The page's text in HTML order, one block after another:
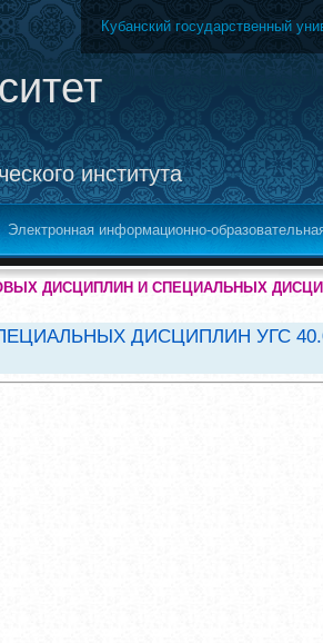
института
Кубанский государственный
Электронная информационно-
ДИСЦИПЛИН И СПЕЦИАЛЬНЫХ
ДИСЦИПЛИН УГС